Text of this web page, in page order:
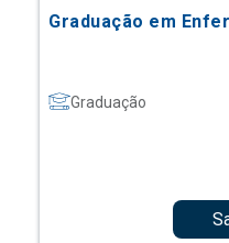
Graduação em
Graduação